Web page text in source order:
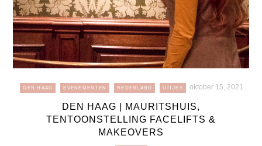
DEN HAAG EVENEMENTEN NEDERLAND UITJES oktober 15, 2021
DEN HAAG | MAURITSHUIS,
TENTOONSTELLING FACELIFTS &
MAKEOVERS